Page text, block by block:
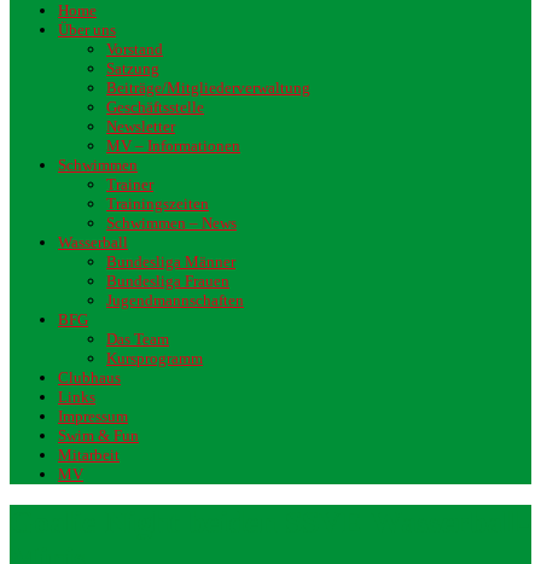
Home
Über uns
Vorstand
Satzung
Beiträge/Mitgliederverwaltung
Geschäftsstelle
Newsletter
MV – Informationen
Schwimmen
Trainer
Trainingszeiten
Schwimmen – News
Wasserball
Bundesliga Männer
Bundesliga Frauen
Jugendmannschaften
BFG
Das Team
Kursprogramm
Clubhaus
Links
Impressum
Swim & Fun
Mitarbeit
MV